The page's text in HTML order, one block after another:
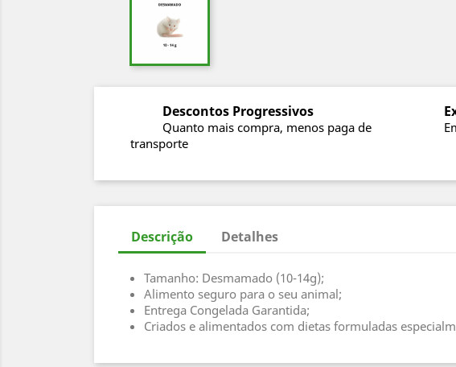
Descontos Progressivos
Quanto mais compra, menos paga de
transporte
Descrição Detalhes
Tamanho: Desmamado (10-14g);
Alimento seguro para o seu animal;
Entrega Congelada Garantida;
Criados e alimentados com dietas formuladas